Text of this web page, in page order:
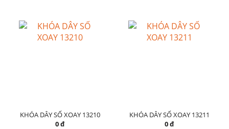
KHÓA DÂY SỐ XOAY 13210
0 đ
KHÓA DÂY SỐ XOAY 13211
0 đ